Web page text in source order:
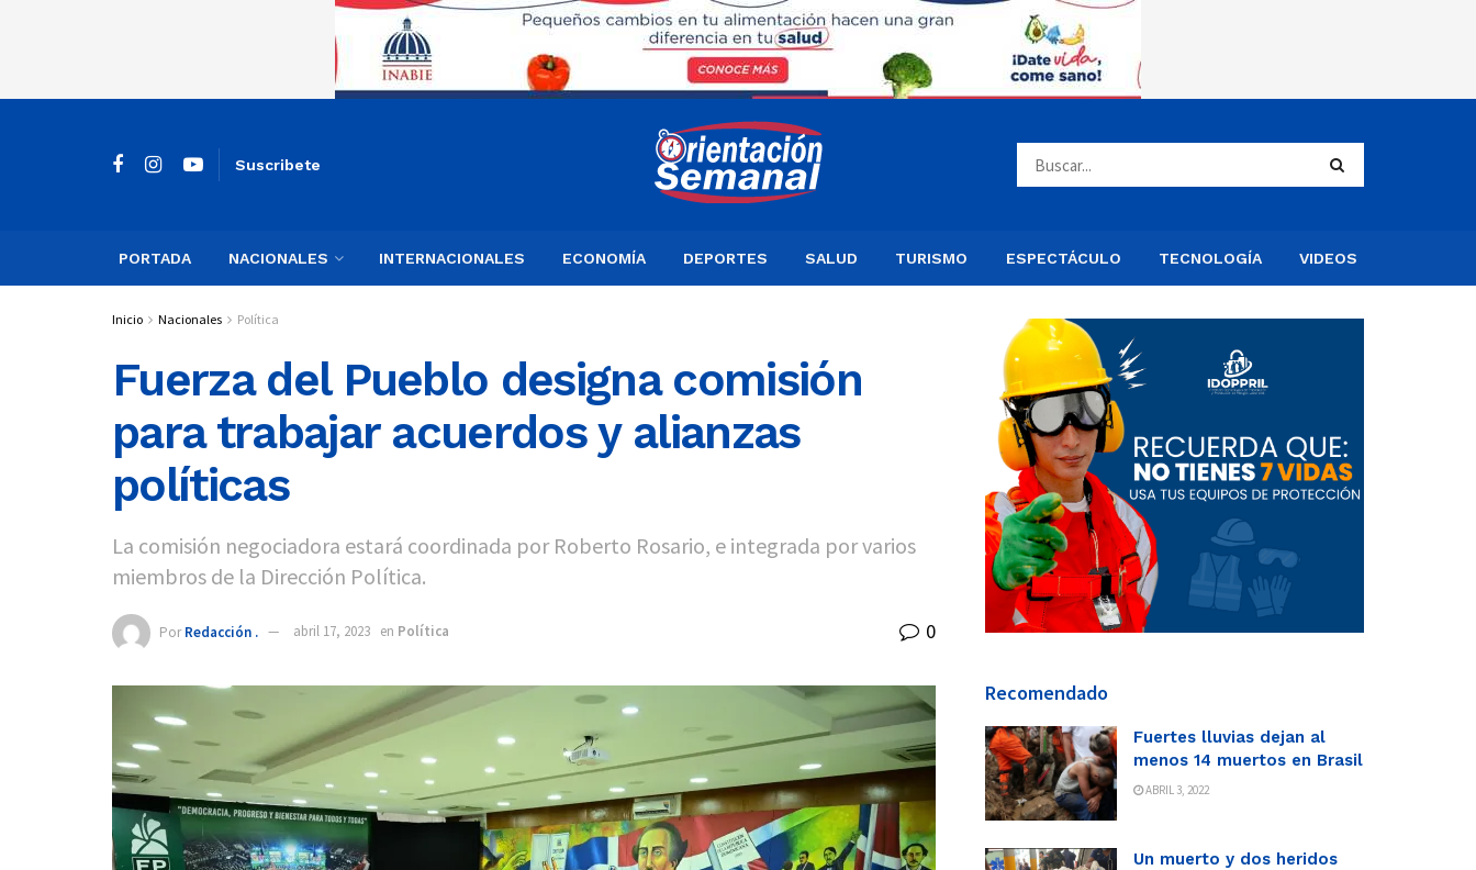
Suscribete
PORTADA NACIONALES INTERNACIONALES ECONOMÍA DEPORTES SALUD TURISMO ESPECTÁCULO TECNOLOGÍA VIDEOS
Inicio Nacionales Política
Fuerza del Pueblo designa comisión
para trabajar acuerdos y alianzas
políticas
La comisión negociadora estará coordinada por Roberto Rosario, e integrada por varios
miembros de la Dirección Política.
Por Redacción . abril 17, 2023 en Política 0
Recomendado
Fuertes lluvias dejan al
menos 14 muertos en Brasil
ABRIL 3, 2022
Un muerto y dos heridos